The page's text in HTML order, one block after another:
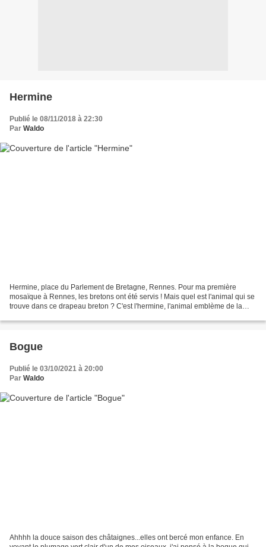
Hermine
Publié le 08/11/2018 à 22:30
Par Waldo
Hermine, place du Parlement de Bretagne, Rennes. Pour ma première
mosaïque à Rennes, les bretons ont été servis ! Mais quel est l'animal qui se
trouve dans ce drapeau breton ? C'est l'hermine, l'animal emblème de la
Bogue
Publié le 03/10/2021 à 20:00
Par Waldo
Ahhhh la douce saison des châtaignes...elles ont bercé mon enfance. En